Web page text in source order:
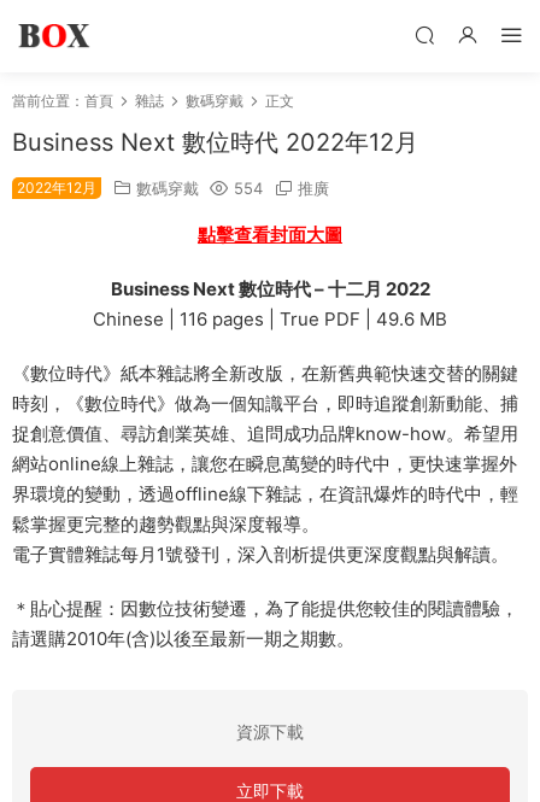
當前位置： 首頁 雜誌 數碼穿戴 正文
Business Next 數位時代 2022年12月
2022年12月 數碼穿戴 554 推廣
點擊查看封面大圖
Business Next 數位時代 – 十二月 2022
Chinese | 116 pages | True PDF | 49.6 MB
《數位時代》紙本雜誌將全新改版，在新舊典範快速交替的關鍵
時刻，《數位時代》做為一個知識平台，即時追蹤創新動能、捕
捉創意價值、尋訪創業英雄、追問成功品牌know-how。希望用
網站online線上雜誌，讓您在瞬息萬變的時代中，更快速掌握外
界環境的變動，透過offline線下雜誌，在資訊爆炸的時代中，輕
鬆掌握更完整的趨勢觀點與深度報導。
電子實體雜誌每月1號發刊，深入剖析提供更深度觀點與解讀。
＊貼心提醒：因數位技術變遷，為了能提供您較佳的閱讀體驗，
請選購2010年(含)以後至最新一期之期數。
資源下載
立即下載